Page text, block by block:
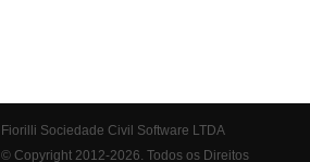
Fiorilli Sociedade Civil Software LTDA
© Copyright 2012-2026. Todos os Direitos